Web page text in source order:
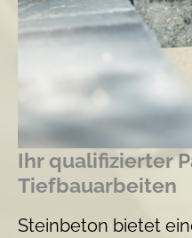
Ihr qualifizierter
Tiefbauarbeiten
Steinbeton bietet